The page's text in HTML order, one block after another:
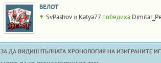
БЕЛОТ
SvPashov и Katya77 победиха
ЗА ДА ВИДИШ ПЪЛНАТА ХРОНОЛОГИЯ НА ИЗИГРАНИТЕ